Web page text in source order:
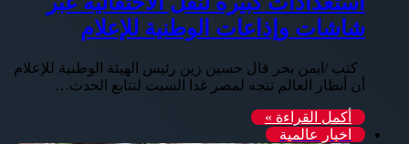
شاشات وإذاعات الوطنية للإعلام
كتب /ايمن بحر قال حسين زين رئيس الهيئة الوطنية للإعلام
أن أنظار العالم تتجه لمصر غدا السبت لتتابع الحدث…
أكمل القراءة »
اخبار عالمية